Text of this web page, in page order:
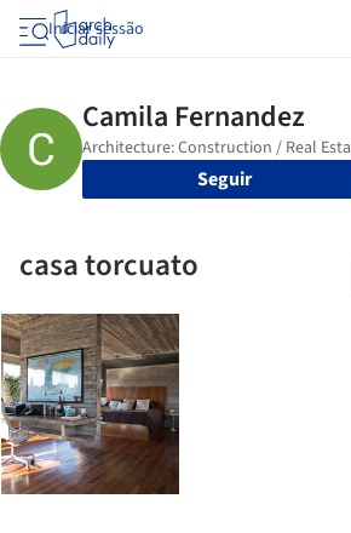
Iniciar sessão
Seguir
casa torcuato